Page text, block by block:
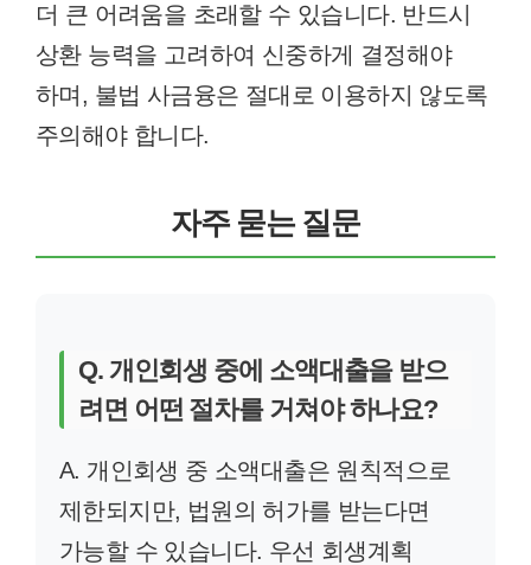
더 큰 어려움을 초래할 수 있습니다. 반드시
상환 능력을 고려하여 신중하게 결정해야
하며, 불법 사금융은 절대로 이용하지 않도록
주의해야 합니다.
자주 묻는 질문
Q. 개인회생 중에 소액대출을 받으
려면 어떤 절차를 거쳐야 하나요?
A. 개인회생 중 소액대출은 원칙적으로
제한되지만, 법원의 허가를 받는다면
가능할 수 있습니다. 우선 회생계획